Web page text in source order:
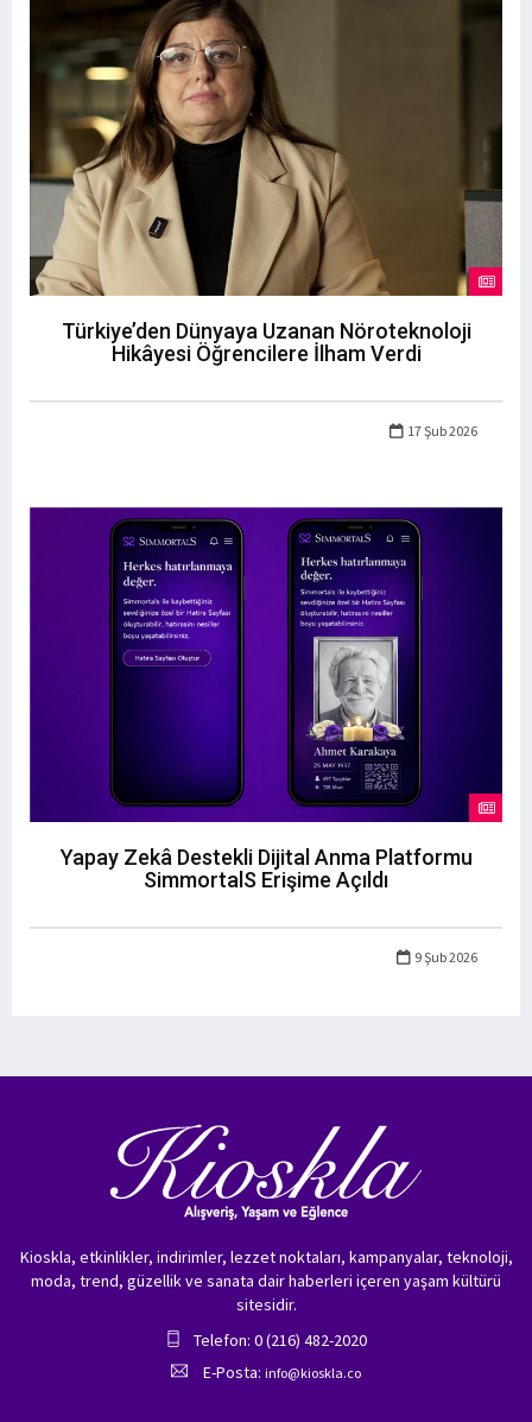
Türkiye’den Dünyaya Uzanan Nöroteknoloji
Hikâyesi Öğrencilere İlham Verdi
17 Şub 2026
Yapay Zekâ Destekli Dijital Anma Platformu
SimmortalS Erişime Açıldı
9 Şub 2026
Kioskla, etkinlikler, indirimler, lezzet noktaları, kampanyalar, teknoloji,
moda, trend, güzellik ve sanata dair haberleri içeren yaşam kültürü
sitesidir.
Telefon: 0 (216) 482-2020
E-Posta: info@kioskla.co